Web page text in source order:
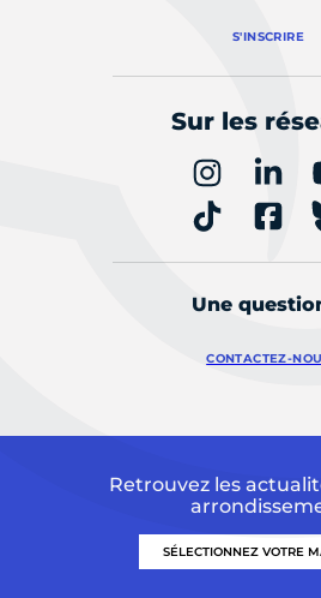
S'INSCRIRE
Sur les
Une
CONTACTEZ-
Retrouvez les